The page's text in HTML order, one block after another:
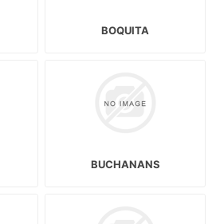
BOQUITA
BUCHANANS